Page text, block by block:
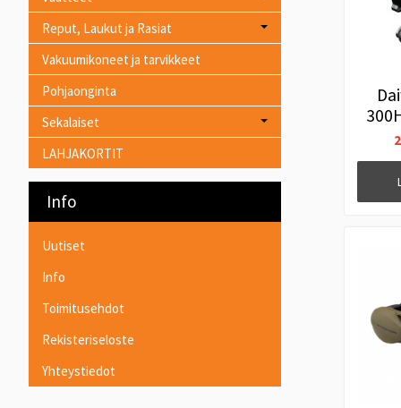
Reput, Laukut ja Rasiat
Vakuumikoneet ja tarvikkeet
Pohjaonginta
Sekalaiset
LAHJAKORTIT
Info
Uutiset
Info
Toimitusehdot
Rekisteriseloste
Yhteystiedot